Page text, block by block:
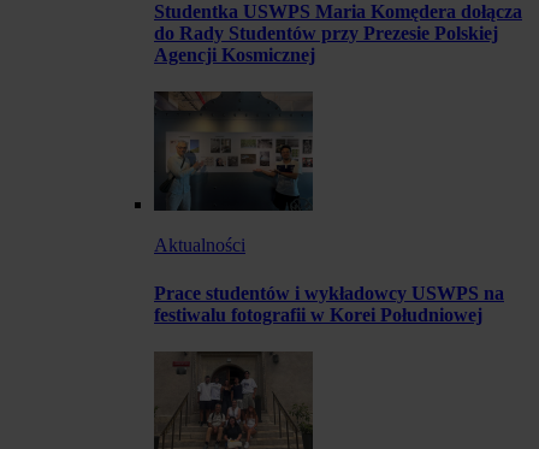
Studentka USWPS Maria Komędera dołącza
do Rady Studentów przy Prezesie Polskiej
Agencji Kosmicznej
Aktualności
Prace studentów i wykładowcy USWPS na
festiwalu fotografii w Korei Południowej